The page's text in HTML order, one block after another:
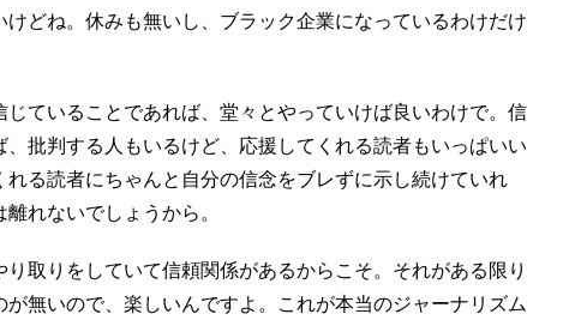
けどね。休みも無いし、ブラック企業になっているわけだけ
じていることであれば、堂々とやっていけば良いわけで。信
、批判する人もいるけど、応援してくれる読者もいっぱいい
れる読者にちゃんと自分の信念をブレずに示し続けていれ
れないでしょうから。
り取りをしていて信頼関係があるからこそ。それがある限り
が無いので、楽しいんですよ。これが本当のジャーナリズム